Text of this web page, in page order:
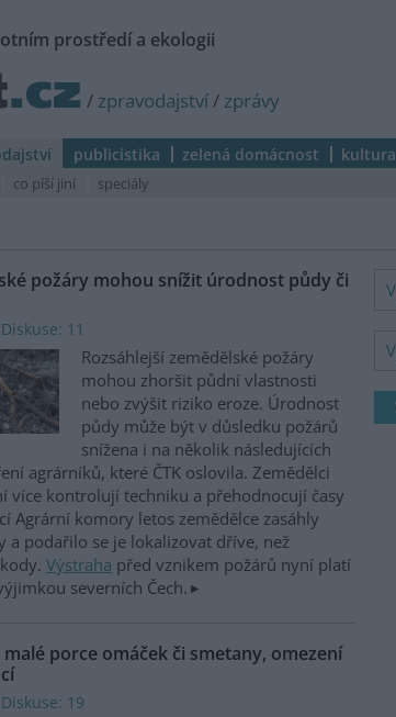
prostředí a ekologii
/ zpravodajství/ zprávy
publicistika zelená domácnost kultura
co píší jiní speciály
požáry mohou snížit úrodnost půdy či
Diskuse: 11
Rozsáhlejší zemědělské požáry
mohou zhoršit půdní vlastnosti
nebo zvýšit riziko eroze. Úrodnost
půdy může být v důsledku požárů
snížena i na několik následujících
agrárníků, které ČTK oslovila. Zemědělci
více kontrolují techniku a přehodnocují časy
Agrární komory letos zemědělce zasáhly
a podařilo se je lokalizovat dříve, než
Výstraha před vznikem požárů nyní platí
severních Čech.
malé porce omáček či smetany, omezení
Diskuse: 19